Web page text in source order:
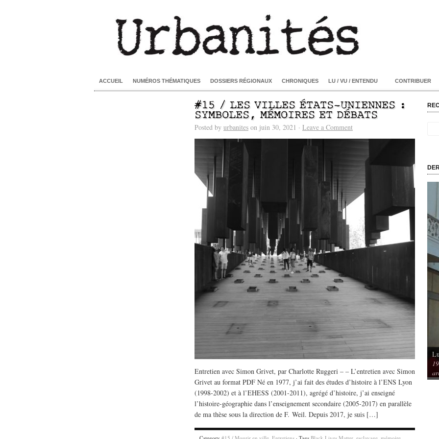
ACCUEIL NUMÉROS THÉMATIQUES DOSSIERS RÉGIONAUX CHRONIQUES LU / VU / ENTENDU CONTRIBUER
#15 / LES VILLES ÉTATS-UNIENNES :
SYMBOLES, MÉMOIRES ET DÉBATS
Posted by urbanites on juin 30, 2021 · Leave a Comment
Entretien avec Simon Grivet, par Charlotte Ruggeri – – L’entretien avec Simon
Grivet au format PDF Né en 1977, j’ai fait des études d’histoire à l’ENS Lyon
(1998-2002) et à l’EHESS (2001-2011), agrégé d’histoire, j’ai enseigné
l’histoire-géographie dans l’enseignement secondaire (2005-2017) en parallèle
de ma thèse sous la direction de F. Weil. Depuis 2017, je suis […]
énergie des data centers
Vu / Les pavillons Prouvé de Tourcoing,
années 1950